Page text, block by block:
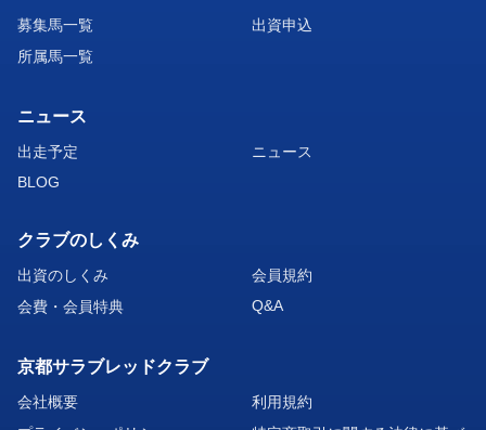
募集馬一覧
出資申込
所属馬一覧
ニュース
出走予定
ニュース
BLOG
クラブのしくみ
出資のしくみ
会員規約
会費・会員特典
Q&A
京都サラブレッドクラブ
会社概要
利用規約